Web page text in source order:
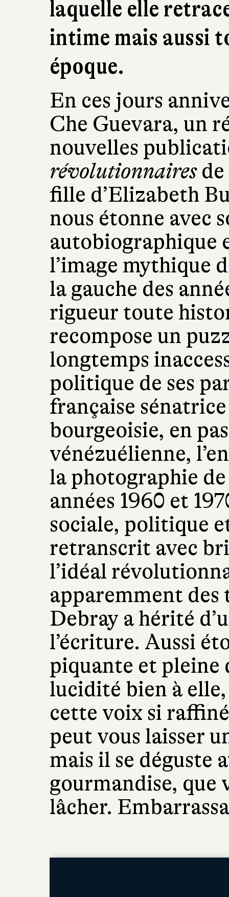
laquelle elle
intime mais aussi
époque.
En ces jours
Che Guevara, un
nouvelles
révolutionnairesde
fille d’Elizabeth
nous étonne avec
autobiographique
l’image mythique
la gauche des
rigueur toute
recompose un
longtemps
politique de ses
française
bourgeoisie, en
vénézuélienne,
la photographie
années 1960 et
sociale, politique
retranscrit avec
l’idéal
apparemment des
Debray a hérité
l’écriture. Aussi
piquante et pleine
lucidité bien à
cette voix si
peut vous laisser
mais il se déguste
gourmandise, que
lâcher.